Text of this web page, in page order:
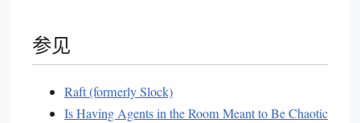
参见
Raft (formerly Slock)
Is Having Agents in the Room Meant to Be Chaotic